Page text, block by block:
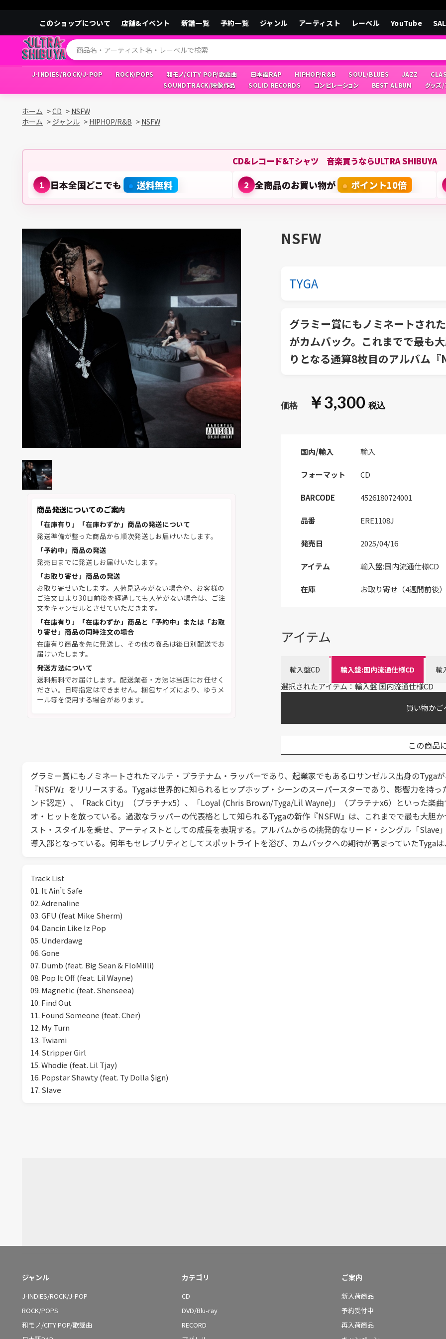
このショップについて 店舗&イベント 新譜一覧 予約一覧 ジャンル アーティスト レーベル YouTube
J-INDIES/ROCK/J-POP ROCK/POPS 和モノ/CITY POP/歌謡曲 日本語RAP HIPHOP/R&B SOUL/BLUES JAZZ
SOUNDTRACK/映像作品
SOLID RECORDS コンピレーション BEST ALBUM グッズ
ホーム >CD > NSFW
ホーム > ジャンル > HIPHOP/R&B > NSFW
CD&レコード&Tシャツ 音楽買うならULTRA SHIBUYA
1 日本全国どこでも 送料無料 2 全商品のお買い物が ポイント10倍
商品発送についてのご案内
「在庫有り」「在庫わずか」商品の発送について
発送準備が整った商品から順次発送しお届けいたします。
「予約中」商品の発送
発売日までに発送しお届けいたします。
「お取り寄せ」商品の発送
お取り寄せいたします。入荷見込みがない場合や、お客様の
ご注文日より30日前後を経過しても入荷がない場合は、ご注
文をキャンセルとさせていただきます。
「在庫有り」「在庫わずか」商品と「予約中」または「お取
り寄せ」商品の同時注文の場合
在庫有り商品を先に発送し、その他の商品は後日別配送でお
届けいたします。
発送方法について
送料無料でお届けします。配送業者・方法は当店にお任せく
ださい。日時指定はできません。梱包サイズにより、ゆうメ
ール等を使用する場合があります。
NSFW
TYGA
グラミー賞にもノミネートされ
がカムバック。これまでで最も
りとなる通算8枚目のアルバム
￥3,300
国内/輸入 輸入
フォーマット CD
BARCODE 4526180724001
品番 ERE1108J
発売日 2025/04/16
アイテム 輸入盤:国内流通仕様CD
在庫 お取り寄せ（4週間前後）
アイテム
輸入盤CD 輸入盤:国内流通仕様CD 輸
選択されたアイテム：輸入盤:国内流通仕様CD
買い物か
この商品
グラミー賞にもノミネートされたマルチ・プラチナム・ラッパーであり、起業家でもあるロサンゼルス出身のTyga
『NSFW』をリリースする。Tygaは世界的に知られるヒップホップ・シーンのスーパースターであり、影響力を持
ンド認定）、「Rack City」（プラチナx5）、「Loyal (Chris Brown/Tyga/Lil Wayne)」（プラチナx6）といった楽
オ・ヒットを放っている。過激なラッパーの代表格として知られるTygaの新作『NSFW』は、これまでで最も大胆
スト・スタイルを乗せ、アーティストとしての成長を表現する。アルバムからの挑発的なリード・シングル「Slave
導入部となっている。何年もセレブリティとしてスポットライトを浴び、カムバックへの期待が高まっていたTyga
Track List
01. It Ain’t Safe
02. Adrenaline
03. GFU (feat Mike Sherm)
04. Dancin Like Iz Pop
05. Underdawg
06. Gone
07. Dumb (feat. Big Sean & FloMilli)
08. Pop It Off (feat. Lil Wayne)
09. Magnetic (feat. Shenseea)
10. Find Out
11. Found Someone (feat. Cher)
12. My Turn
13. Twiami
14. Stripper Girl
15. Whodie (feat. Lil Tjay)
16. Popstar Shawty (feat. Ty Dolla $ign)
17. Slave
ジャンル
J-INDIES/ROCK/J-POP
ROCK/POPS
和モノ/CITY POP/歌謡曲
カテゴリ
CD
DVD/Blu-ray
RECORD
ご案内
新入荷商品
予約受付中
再入荷商品